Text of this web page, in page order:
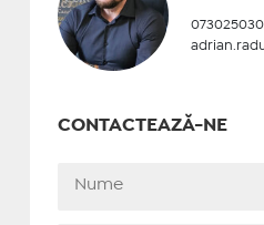
CONTACTEAZĂ-NE